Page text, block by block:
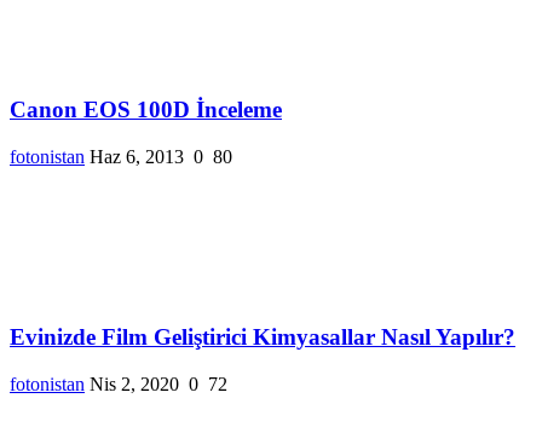
Canon EOS 100D İnceleme
fotonistan Haz 6, 2013 0 80
Evinizde Film Geliştirici Kimyasallar Nasıl Yapılır?
fotonistan Nis 2, 2020 0 72